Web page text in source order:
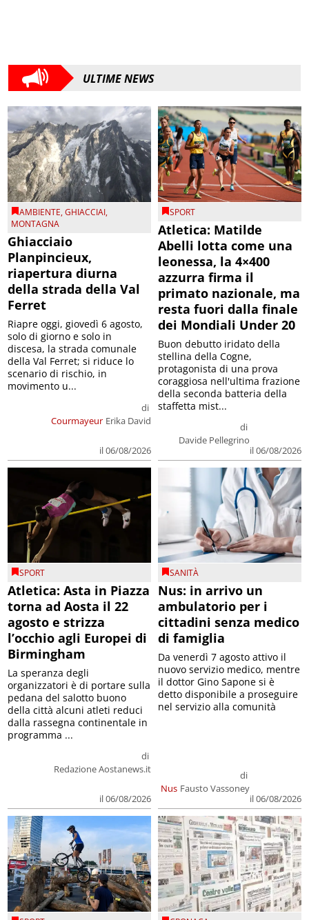
ULTIME NEWS
AMBIENTE,GHIACCIAI,
MONTAGNA
Ghiacciaio
Planpincieux,
riapertura diurna
della strada della Val
Ferret
Courmayeur
di
Erika David
il 06/08/2026
Riapre oggi, giovedì 6 agosto,
solo di giorno e solo in
discesa, la strada comunale
della Val Ferret; si riduce lo
scenario di rischio, in
movimento u...
SPORT
Atletica: Matilde
Abelli lotta come una
leonessa, la 4×400
azzurra firma il
primato nazionale, ma
resta fuori dalla finale
dei Mondiali Under 20
di
Davide Pellegrino
il 06/08/2026
Buon debutto iridato della
stellina della Cogne,
protagonista di una prova
coraggiosa nell'ultima frazione
della seconda batteria della
staffetta mist...
SPORT
Atletica: Asta in Piazza
torna ad Aosta il 22
agosto e strizza
l’occhio agli Europei di
Birmingham
di
Redazione Aostanews.it
il 06/08/2026
La speranza degli
organizzatori è di portare sulla
pedana del salotto buono
della città alcuni atleti reduci
dalla rassegna continentale in
programma ...
SANITÀ
Nus: in arrivo un
ambulatorio per i
cittadini senza medico
di famiglia
Nus
di
Fausto Vassoney
il 06/08/2026
Da venerdì 7 agosto attivo il
nuovo servizio medico, mentre
il dottor Gino Sapone si è
detto disponibile a proseguire
nel servizio alla comunità